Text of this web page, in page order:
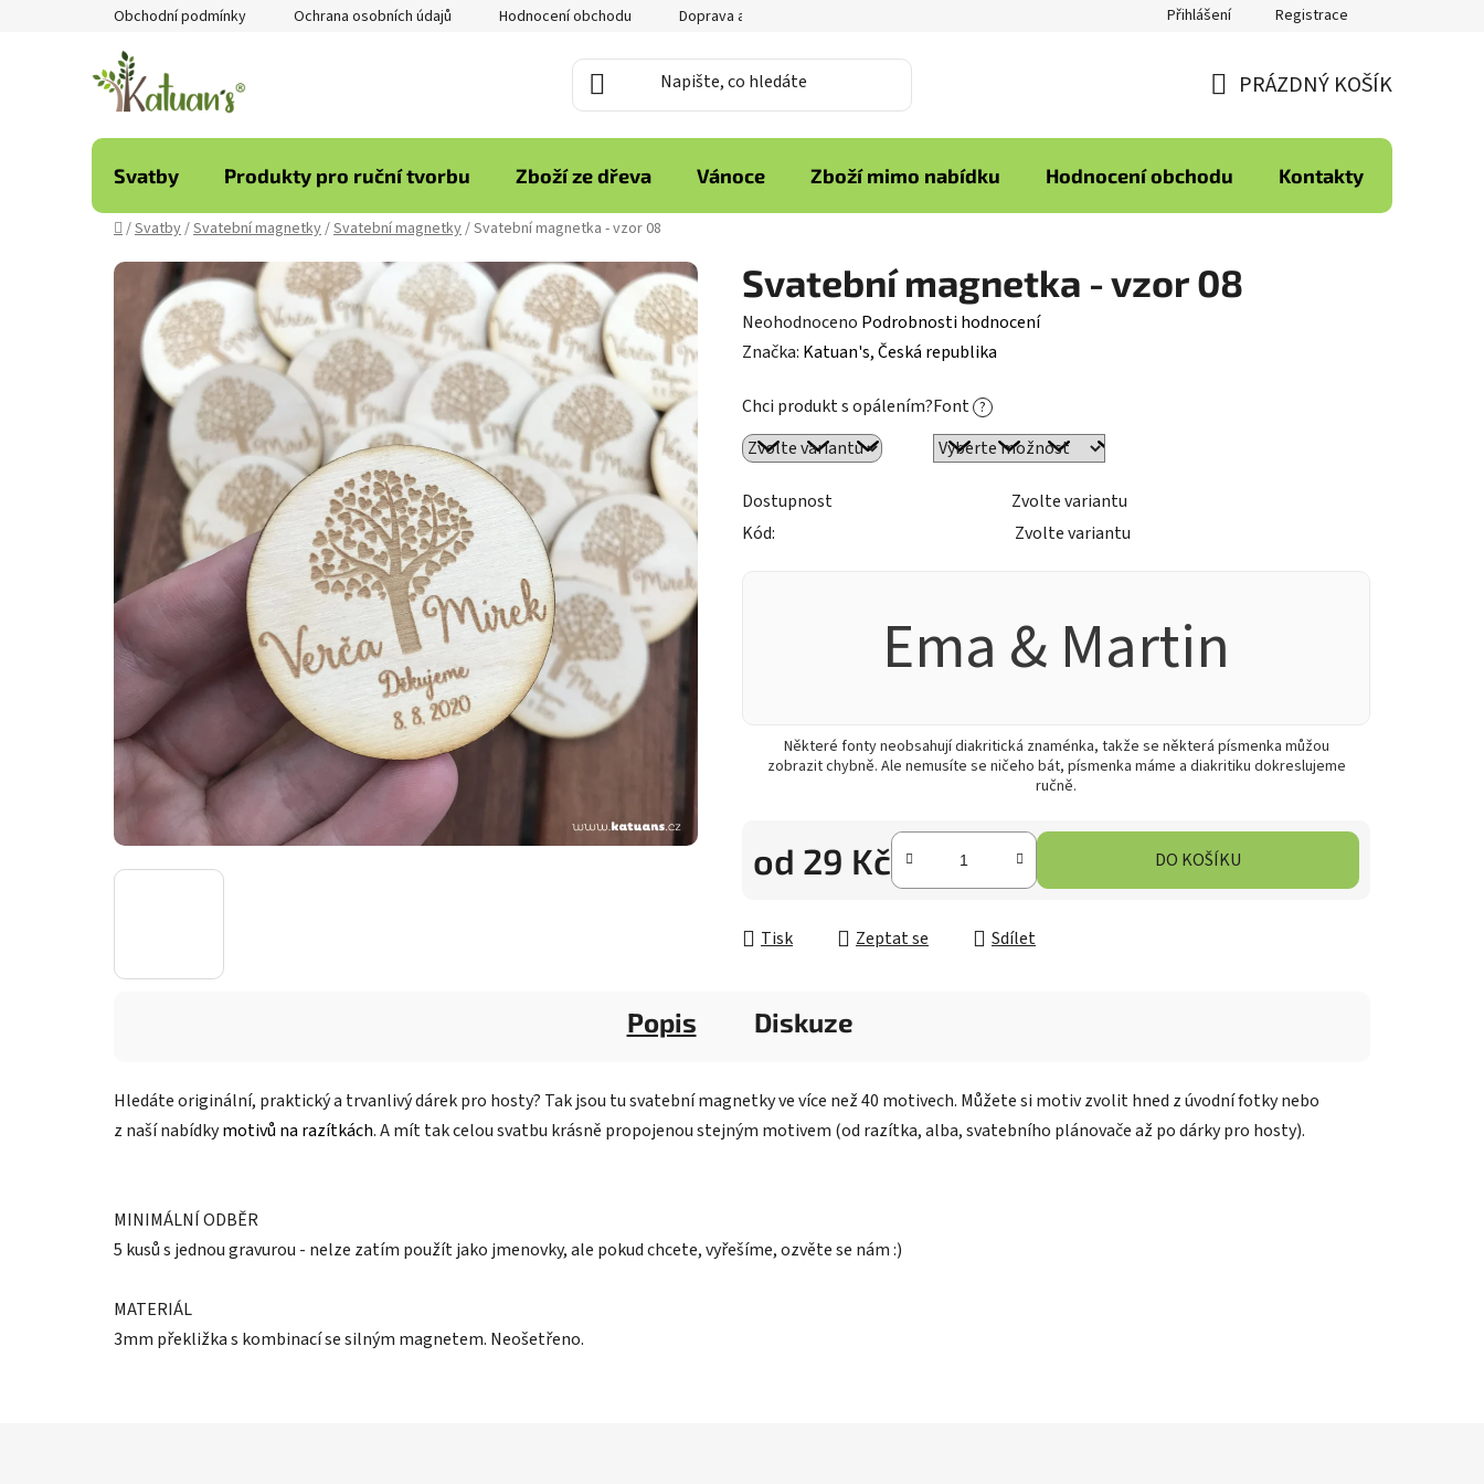
Obchodní podmínky Ochrana osobních údajů Hodnocení obchodu Doprava a platba Přihlášení Registrace
KOŠÍK
PRÁZDNÝ KOŠÍK
Svatby Produkty pro ruční tvorbu Zboží ze dřeva Vánoce Zboží mimo nabídku Hodnocení obchodu Kontakty
Domů
/Svatby/Svatební magnetky/Svatební magnetky/Svatební magnetka - vzor 08
Svatební magnetka - vzor 08
Průměrné
hodnocení
je
0,0
z
5
hvězdiček.
Neohodnoceno Podrobnosti hodnocení
Značka: Katuan's, Česká republika
Chci produkt s opálením?Font ?
Dostupnost
Zvolte variantu
Kód:
Zvolte variantu
Ema & Martin
Některé fonty neobsahují diakritická znaménka, takže se některá písmenka můžou
zobrazit chybně. Ale nemusíte se ničeho bát, písmenka máme a diakritiku dokreslujeme
ručně.
od 29 Kč DO KOŠÍKU
Tisk Zeptat se Sdílet
Popis Diskuze
Hledáte originální, praktický a trvanlivý dárek pro hosty? Tak jsou tu svatební magnetky ve více než 40 motivech. Můžete si motiv zvolit hned z úvodní fotky nebo
z naší nabídkymotivů na razítkách. A mít tak celou svatbu krásně propojenou stejným motivem (od razítka, alba, svatebního plánovače až po dárky pro hosty).
MINIMÁLNÍ ODBĚR
5 kusů s jednou gravurou - nelze zatím použít jako jmenovky, ale pokud chcete, vyřešíme, ozvěte se nám :)
MATERIÁL
3mm překližka s kombinací se silným magnetem. Neošetřeno.